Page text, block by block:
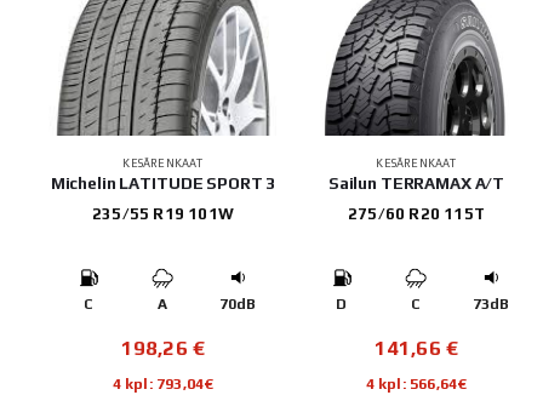
KESÄRENKAAT
Michelin LATITUDE SPORT 3
235/55 R19 101W
C A 70dB
198,26€
4 kpl: 793,04€
KESÄRENKAAT
Sailun TERRAMAX A/T
275/60 R20 115T
D C 73dB
141,66€
4 kpl: 566,64€